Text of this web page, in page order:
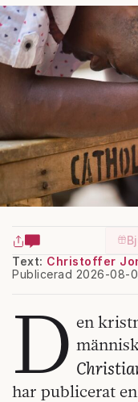
Text: Christoffer
Publicerad 2026-08-
D en
har publicerat